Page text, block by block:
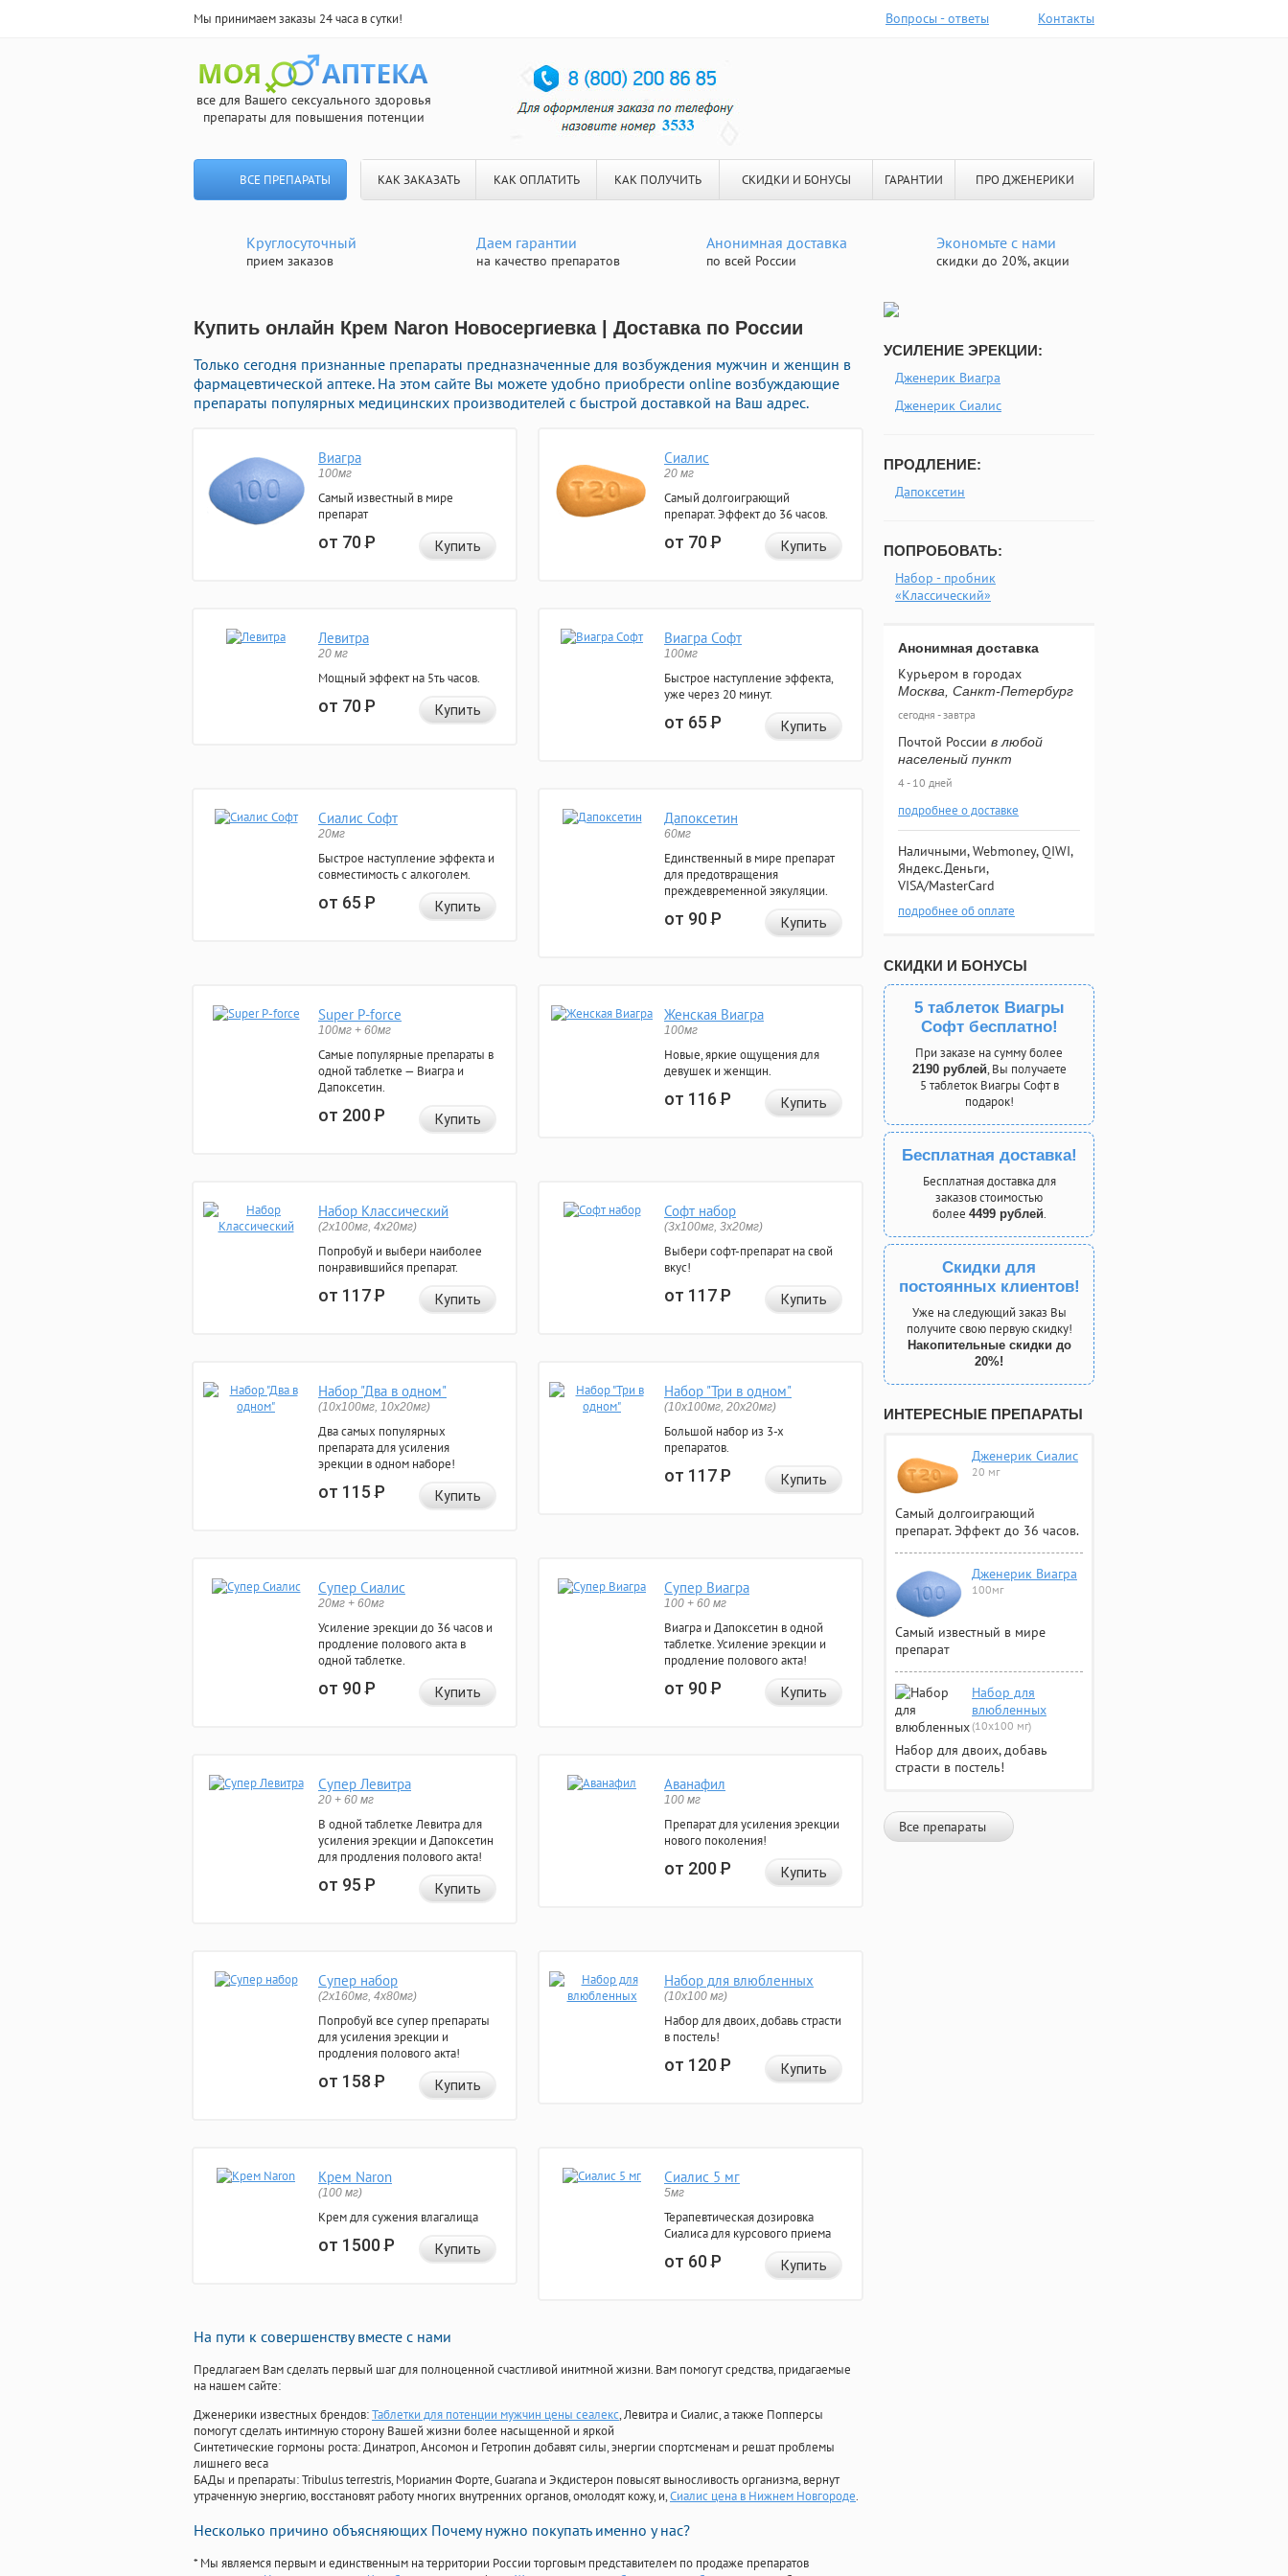
Мы принимаем заказы 24 часа в сутки! Вопросы - ответы Контакты
все для Вашего сексуального здоровья
препараты для повышения потенции
ВСЕ ПРЕПАРАТЫ КАК ЗАКАЗАТЬ КАК ОПЛАТИТЬ КАК ПОЛУЧИТЬ СКИДКИ И БОНУСЫ ГАРАНТИИ ПРО ДЖЕНЕРИКИ
Круглосуточный
прием заказов
Даем гарантии
на качество препаратов
Анонимная доставка
по всей России
Экономьте с нами
скидки до 20%, акции
Купить онлайн Крем Naron Новосергиевка | Доставка по России
Только сегодня признанные препараты предназначенные для возбуждения мужчин и женщин в
фармацевтической аптеке. На этом сайте Вы можете удобно приобрести online возбуждающие
препараты популярных медицинских производителей с быстрой доставкой на Ваш адрес.
Виагра
100мг
Самый известный в мире
препарат
от 70Р Купить
Сиалис
20 мг
Самый долгоиграющий
препарат. Эффект до 36 часов.
от 70Р Купить
Левитра
20 мг
Мощный эффект на 5ть часов.
от 70Р Купить
Виагра Софт
100мг
Быстрое наступление эффекта,
уже через 20 минут.
от 65Р Купить
Сиалис Софт
20мг
Быстрое наступление эффекта и
совместимость с алкоголем.
от 65Р Купить
Дапоксетин
60мг
Единственный в мире препарат
для предотвращения
преждевременной эякуляции.
от 90Р Купить
Super P-force
100мг + 60мг
Самые популярные препараты в
одной таблетке — Виагра и
Дапоксетин.
от 200Р Купить
Женская Виагра
100мг
Новые, яркие ощущения для
девушек и женщин.
от 116Р Купить
Набор Классический
(2x100мг, 4x20мг)
Попробуй и выбери наиболее
понравившийся препарат.
от 117Р Купить
Софт набор
(3x100мг, 3x20мг)
Выбери софт-препарат на свой
вкус!
от 117Р Купить
Набор "Два в одном"
(10x100мг, 10x20мг)
Два самых популярных
препарата для усиления
эрекции в одном наборе!
от 115Р Купить
Набор "Три в одном"
(10x100мг, 20x20мг)
Большой набор из 3-х
препаратов.
от 117Р Купить
Супер Сиалис
20мг + 60мг
Усиление эрекции до 36 часов и
продление полового акта в
одной таблетке.
от 90Р Купить
Супер Виагра
100 + 60 мг
Виагра и Дапоксетин в одной
таблетке. Усиление эрекции и
продление полового акта!
от 90Р Купить
Супер Левитра
20 + 60 мг
В одной таблетке Левитра для
усиления эрекции и Дапоксетин
для продления полового акта!
от 95Р Купить
Аванафил
100 мг
Препарат для усиления эрекции
нового поколения!
от 200Р Купить
Супер набор
(2х160мг, 4х80мг)
Попробуй все супер препараты
для усиления эрекции и
продления полового акта!
от 158Р Купить
Набор для влюбленных
(10х100 мг)
Набор для двоих, добавь страсти
в постель!
от 120Р Купить
Крем Naron
(100 мг)
Крем для сужения влагалища
от 1500Р Купить
Сиалис 5 мг
5мг
Терапевтическая дозировка
Сиалиса для курсового приема
от 60Р Купить
На пути к совершенству вместе с нами
Предлагаем Вам сделать первый шаг для полноценной счастливой инитмной жизни. Вам помогут средства, придагаемые
на нашем сайте:
Дженерики известных брендов:Таблетки для потенции мужчин цены сеалекс, Левитра и Сиалис, а также Попперсы
помогут сделать интимную сторону Вашей жизни более насыщенной и яркой
Синтетические гормоны роста: Динатроп, Ансомон и Гетропин добавят силы, энергии спортсменам и решат проблемы
лишнего веса
БАДы и препараты:Tribulus terrestris, Мориамин Форте, Guarana и Экдистерон повысят выносливость организма, вернут
утраченную энергию, восстановят работу многих внутренних органов, омолодят кожу, и,Сиалис цена в Нижнем Новгороде.
Несколько причино объясняющих Почему нужно покупать именно у нас?
* Мы являемся первым и единственным на территории России торговым представителем по продаже препаратов
УСИЛЕНИЕ ЭРЕКЦИИ:
Дженерик Виагра
Дженерик Сиалис
ПРОДЛЕНИЕ:
Дапоксетин
ПОПРОБОВАТЬ:
Набор - пробник
«Классический»
Анонимная доставка
Курьером в городах
Москва, Санкт-Петербург
сегодня - завтра
Почтой России в любой
населеный пункт
4 - 10 дней
подробнее о доставке
Наличными, Webmoney, QIWI,
Яндекс.Деньги,
VISA/MasterCard
подробнее об оплате
СКИДКИ И БОНУСЫ
5 таблеток Виагры
Софт бесплатно!
При заказе на сумму более
2190 рублей, Вы получаете
5 таблеток Виагры Софт в
подарок!
Бесплатная доставка!
Бесплатная доставка для
заказов стоимостью
более 4499 рублей.
Скидки для
постоянных клиентов!
Уже на следующий заказ Вы
получите свою первую скидку!
Накопительные скидки до
20%!
ИНТЕРЕСНЫЕ ПРЕПАРАТЫ
Дженерик Сиалис
20 мг
Самый долгоиграющий
препарат. Эффект до 36 часов.
Дженерик Виагра
100мг
Самый известный в мире
препарат
Набор для
влюбленных
(10х100 мг)
Набор для двоих, добавь
страсти в постель!
Все препараты